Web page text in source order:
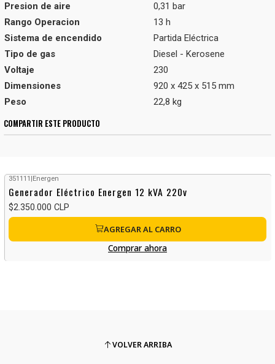
Presion de aire
0,31 bar
Rango Operacion
13 h
Sistema de encendido
Partida Eléctrica
Tipo de gas
Diesel - Kerosene
Voltaje
230
Dimensiones
920 x 425 x 515 mm
Peso
22,8 kg
COMPARTIR ESTE PRODUCTO
351111 |Energen
Generador Eléctrico Energen 12 kVA 220v
$2.350.000 CLP
AGREGAR AL CARRO
Comprar ahora
VOLVER ARRIBA